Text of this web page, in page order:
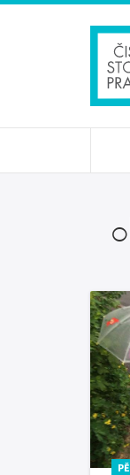
menu